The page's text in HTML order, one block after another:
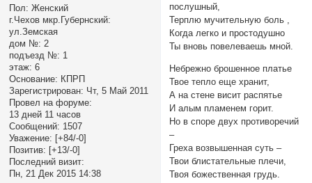
Пол: Женский
г.Чехов мкр.Губернский:
ул.Земская
дом №: 2
подъезд №: 1
этаж: 6
Основание: КПРП
Зарегистрирован: Чт, 5 Май 2011
Провел на форуме:
13 дней 11 часов
Сообщений: 1507
Уважение: [+84/-0]
Позитив: [+13/-0]
Последний визит:
Пн, 21 Дек 2015 14:38
послушный,
Терплю мучительную боль ,
Когда легко и простодушно
Ты вновь повелеваешь мной.
Небрежно брошенное платье
Твое тепло еще хранит,
А на стене висит распятье
И алым пламенем горит.
Но в споре двух противоречий
–
Греха возвышенная суть –
Твои блистательные плечи,
Твоя божественная грудь.